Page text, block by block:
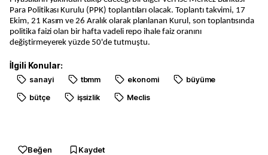
Para Politikası Kurulu (PPK) toplantıları olacak. Toplantı takvimi, 17
Ekim, 21 Kasım ve 26 Aralık olarak planlanan Kurul, son toplantısında
politika faizi olan bir hafta vadeli repo ihale faiz oranını
değiştirmeyerek yüzde 50'de tutmuştu.
İlgili Konular:
sanayi tbmm ekonomi
büyüme
bütçe
işsizlik Meclis
Beğen Kaydet